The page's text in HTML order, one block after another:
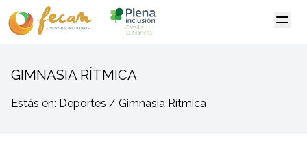
GIMNASIA RÍTMICA
Estás en: Deportes / Gimnasia Rítmica